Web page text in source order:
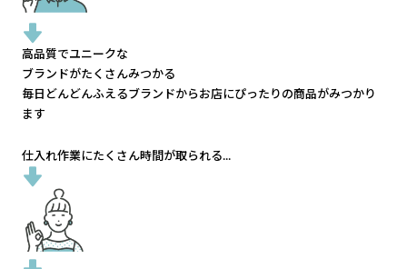
高品質でユニークな
ブランドがたくさんみつかる
毎日どんどんふえるブランドからお店にぴったりの商品がみつかり
ます
仕入れ作業にたくさん時間が取られる...